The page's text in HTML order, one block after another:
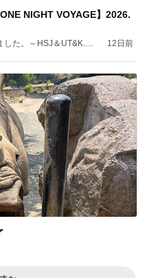
NIGHT VOYAGE】2026.
た。～HSJ＆UT&K.O.
12日前